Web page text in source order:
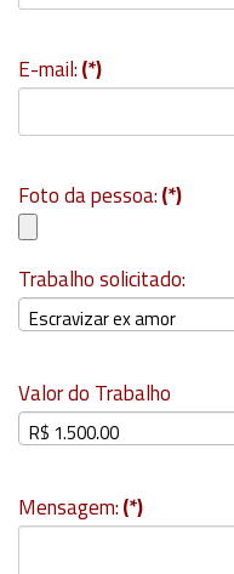
E-mail:(*)
Foto da pessoa:(*)
Trabalho solicitado:
Valor do Trabalho
Mensagem:(*)